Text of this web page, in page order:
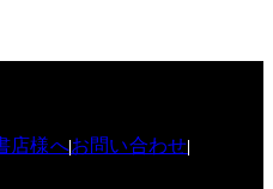
店様へお問い合わせ